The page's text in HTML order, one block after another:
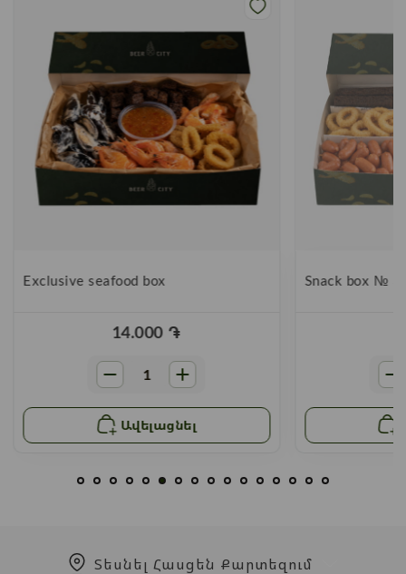
Exclusive seafood box
14.000 ֏
Ավելացնել
Snack box № 3
Տեսնել Հասցեն Քարտեզում